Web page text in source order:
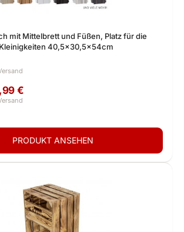
mit Mittelbrett und Füßen, Platz für die
40,5x30,5x54cm
€